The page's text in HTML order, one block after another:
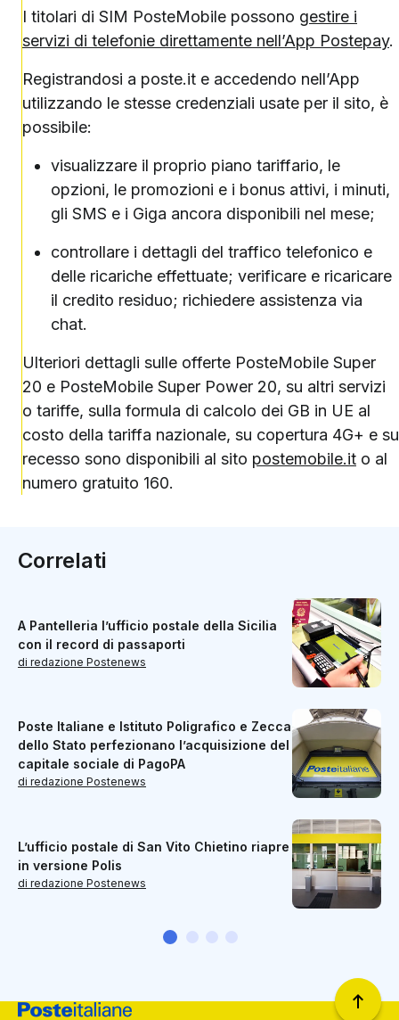
I titolari di SIM PosteMobile possono gestire i
servizi di telefonie direttamente nell’App Postepay.
Registrandosi a poste.it e accedendo nell’App
utilizzando le stesse credenziali usate per il sito, è
possibile:
visualizzare il proprio piano tariffario, le
opzioni, le promozioni e i bonus attivi, i minuti,
gli SMS e i Giga ancora disponibili nel mese;
controllare i dettagli del traffico telefonico e
delle ricariche effettuate; verificare e ricaricare
il credito residuo; richiedere assistenza via
chat.
Ulteriori dettagli sulle offerte PosteMobile Super
20 e PosteMobile Super Power 20, su altri servizi
o tariffe, sulla formula di calcolo dei GB in UE al
costo della tariffa nazionale, su copertura 4G+ e su
recesso sono disponibili al sito postemobile.it o al
numero gratuito 160.
Correlati
A Pantelleria l’ufficio postale della Sicilia
con il record di passaporti
di redazione Postenews
Poste Italiane e Istituto Poligrafico e Zecca
dello Stato perfezionano l’acquisizione del
capitale sociale di PagoPA
di redazione Postenews
L’ufficio postale di San Vito Chietino riapre
in versione Polis
di redazione Postenews